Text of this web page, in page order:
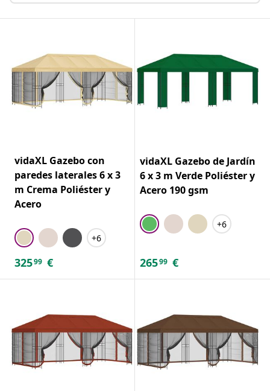
vidaXL Gazebo con
paredes laterales 6 x 3
m Crema Poliéster y
Acero
+6
32599 €
vidaXL Gazebo de Jardín
6 x 3 m Verde Poliéster y
Acero 190 gsm
+6
26599 €